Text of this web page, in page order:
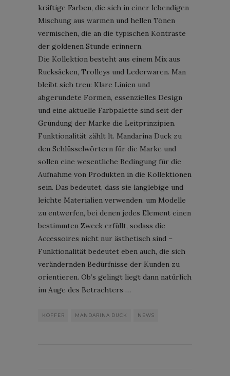
kräftige Farben, die sich in einer lebendigen
Mischung aus warmen und hellen Tönen
vermischen, die an die typischen Kontraste
der goldenen Stunde erinnern.
Die Kollektion besteht aus einem Mix aus
Rucksäcken, Trolleys und Lederwaren. Man
bleibt sich treu: Klare Linien und
abgerundete Formen, essenzielles Design
und eine aktuelle Farbpalette sind seit der
Gründung der Marke die Leitprinzipien.
Funktionalität zählt lt. Mandarina Duck zu
den Schlüsselwörtern für die Marke und
sollen eine wesentliche Bedingung für die
Aufnahme von Produkten in die Kollektionen
sein. Das bedeutet, dass sie langlebige und
leichte Materialien verwenden, um Modelle
zu entwerfen, bei denen jedes Element einen
bestimmten Zweck erfüllt, sodass die
Accessoires nicht nur ästhetisch sind –
Funktionalität bedeutet eben auch, die sich
verändernden Bedürfnisse der Kunden zu
orientieren. Ob’s gelingt liegt dann natürlich
im Auge des Betrachters …
KOFFER MANDARINA DUCK NEWS